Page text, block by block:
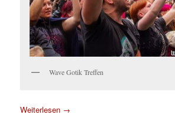
Wave Gotik Treffen
Weiterlesen →